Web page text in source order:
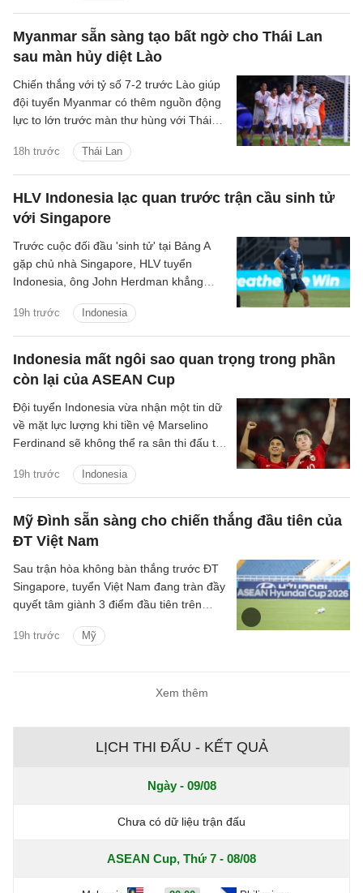
Myanmar sẵn sàng tạo bất ngờ cho Thái Lan
sau màn hủy diệt Lào
18h trước Thái Lan
Chiến thắng với tỷ số 7-2 trước Lào giúp
đội tuyển Myanmar có thêm nguồn động
lực to lớn trước màn thư hùng với Thái
HLV Indonesia lạc quan trước trận cầu sinh tử
với Singapore
19h trước Indonesia
Trước cuộc đối đầu 'sinh tử' tại Bảng A
gặp chủ nhà Singapore, HLV tuyển
Indonesia, ông John Herdman khẳng
giành chiến thắng để giữ vững hy vọng
giành chức vô địch.
Indonesia mất ngôi sao quan trọng trong phần
còn lại của ASEAN Cup
19h trước Indonesia
Đội tuyển Indonesia vừa nhận một tin dữ
về mặt lực lượng khi tiền vệ Marselino
Ferdinand sẽ không thể ra sân thi đấu tại
Mỹ Đình sẵn sàng cho chiến thắng đầu tiên của
ĐT Việt Nam
19h trước Mỹ
Sau trận hòa không bàn thắng trước ĐT
Singapore, tuyển Việt Nam đang tràn đầy
quyết tâm giành 3 điểm đầu tiên trên
Xem thêm
LỊCH THI ĐẤU - KẾT QUẢ
Ngày - 09/08
Chưa có dữ liệu trận đấu
ASEAN Cup, Thứ 7 - 08/08